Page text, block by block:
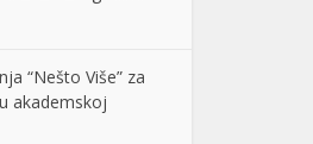
“Nešto Više” za
akademskoj